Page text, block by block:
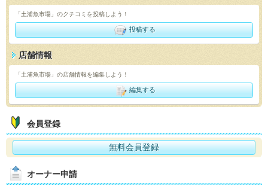
「土浦魚市場」のクチコミを投稿しよう！
投稿する
店舗情報
「土浦魚市場」の店舗情報を編集しよう！
編集する
会員登録
無料会員登録
オーナー申請